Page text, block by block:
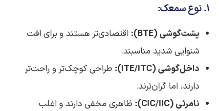
۱. نوع سمعک:
پشت‌گوشی (BTE):
اقتصادی‌تر هستند و برای افت
شنوایی شدید مناسبند.
داخل‌گوشی (ITE/ITC):
طراحی کوچک‌تر و راحت‌تر
دارند، اما گران‌ترند.
نامرئی (CIC/IIC):
ظاهری مخفی دارند و اغلب